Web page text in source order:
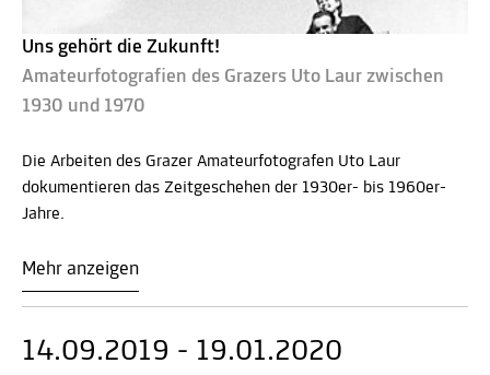
Uns gehört die Zukunft!
Amateurfotografien des Grazers Uto Laur zwischen
1930 und 1970
Die Arbeiten des Grazer Amateurfotografen Uto Laur
dokumentieren das Zeitgeschehen der 1930er- bis 1960er-
Jahre.
Mehr anzeigen
14.09.2019 - 19.01.2020